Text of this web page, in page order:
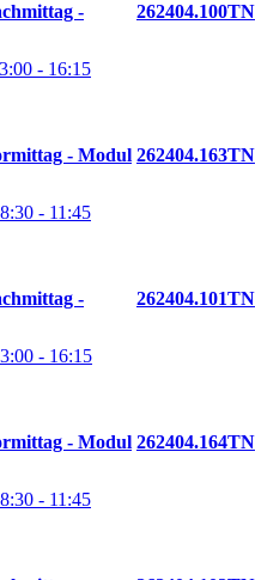
-
262404.100TN
- 16:15
- Modul 262404.163TN
- 11:45
-
262404.101TN
- 16:15
- Modul 262404.164TN
- 11:45